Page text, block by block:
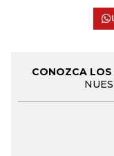
CONOZCA LOS